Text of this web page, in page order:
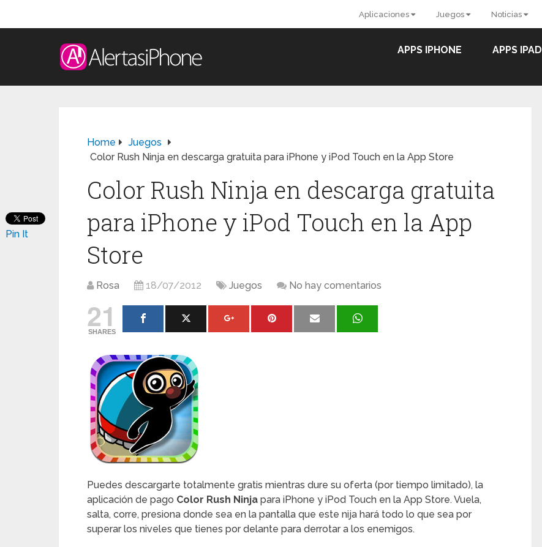
Aplicaciones Juegos Noticias
APPS IPHONE APPS IPAD
Home
Juegos
Color Rush Ninja en descarga gratuita para iPhone y iPod Touch en la App Store
Color Rush Ninja en descarga gratuita
para iPhone y iPod Touch en la App
Store
Rosa 18/07/2012 Juegos No hay comentarios
21
SHARES
Puedes descargarte totalmente gratis mientras dure su oferta (por tiempo limitado), la
aplicación de pago Color Rush Ninja para iPhone y iPod Touch en la App Store. Vuela,
salta, corre, presiona donde sea en la pantalla que este nija hará todo lo que sea por
superar los niveles que tienes por delante para derrotar a los enemigos.
Pin It